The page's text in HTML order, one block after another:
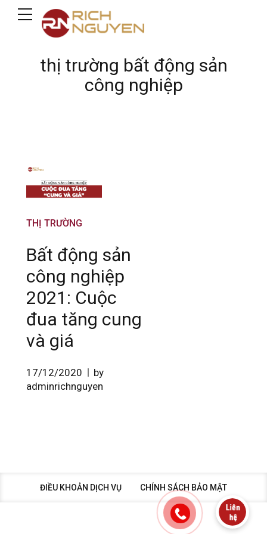
thị trường bất động sản
công nghiệp
THỊ TRƯỜNG
Bất động sản
công nghiệp
2021: Cuộc
đua tăng cung
và giá
17/12/2020
by
adminrichnguyen
ĐIỀU KHOẢN DỊCH VỤ CHÍNH SÁCH BẢO MẬT